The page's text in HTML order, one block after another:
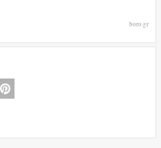
boro.gr